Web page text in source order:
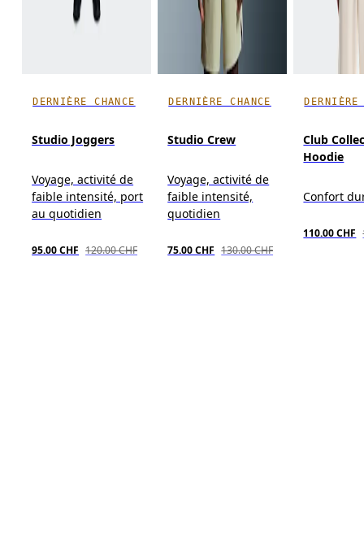
DERNIÈRE CHANCE
Studio Joggers
Voyage, activité de
faible intensité, port
au quotidien
95.00 CHF 120.00 CHF
DERNIÈRE CHANCE
Studio Crew
Voyage, activité de
faible intensité,
quotidien
75.00 CHF 130.00 CHF
DERNIÈRE
Club
Hoodie
Confort
110.00 CHF